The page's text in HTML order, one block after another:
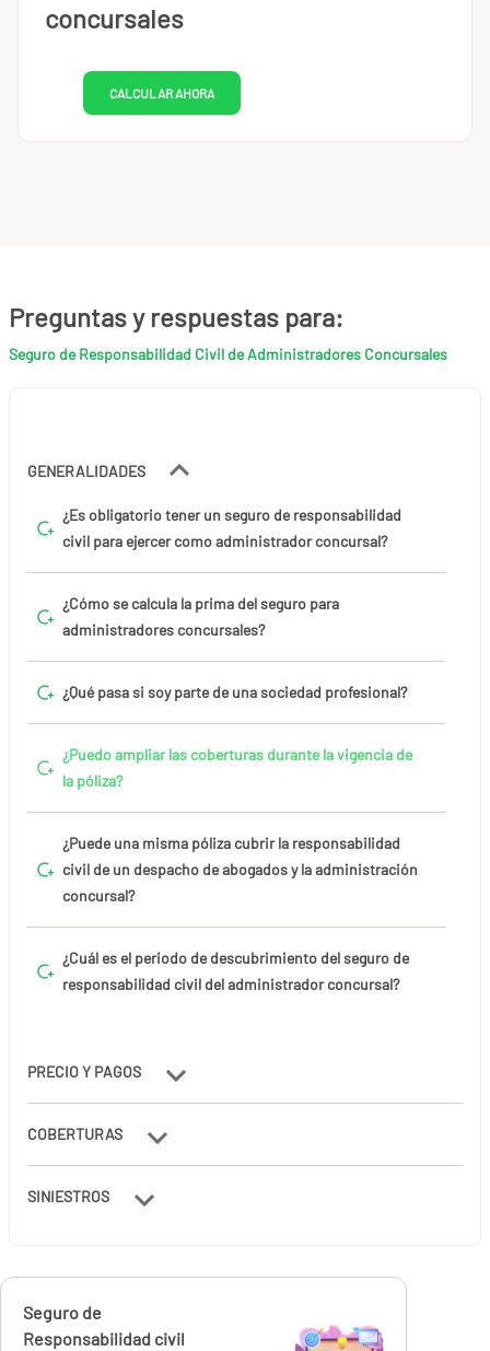
Preguntas y respuestas para:
Seguro de Responsabilidad Civil de Administradores Concursales
GENERALIDADES
¿Es obligatorio tener un seguro de responsabilidad
civil para ejercer como administrador concursal?
¿Cómo se calcula la prima del seguro para
administradores concursales?
¿Qué pasa si soy parte de una sociedad profesional?
¿Puedo ampliar las coberturas durante la vigencia de
la póliza?
¿Puede una misma póliza cubrir la responsabilidad
civil de un despacho de abogados y la administración
concursal?
¿Cuál es el periodo de descubrimiento del seguro de
responsabilidad civil del administrador concursal?
PRECIO Y PAGOS
COBERTURAS
SINIESTROS
concursales
CALCULAR AHORA
Calcúlalo ahora
Seguro de
Responsabilidad civil